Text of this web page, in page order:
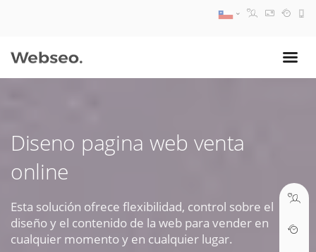
Diseno pagina web venta
online
Esta solución ofrece flexibilidad, control sobre el
diseño y el contenido de la web para vender en
cualquier momento y en cualquier lugar.
09:30 AM A 18:30 PM
ABRIR TICKET